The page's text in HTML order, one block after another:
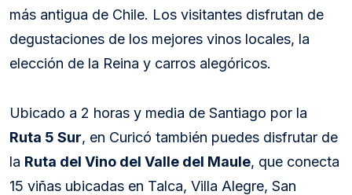
más antigua de Chile. Los visitantes disfrutan de
degustaciones de los mejores vinos locales, la
elección de la Reina y carros alegóricos.
Ubicado a 2 horas y media de Santiago por la
Ruta 5 Sur, en Curicó también puedes disfrutar de
la Ruta del Vino del Valle del Maule, que conecta
15 viñas ubicadas en Talca, Villa Alegre, San